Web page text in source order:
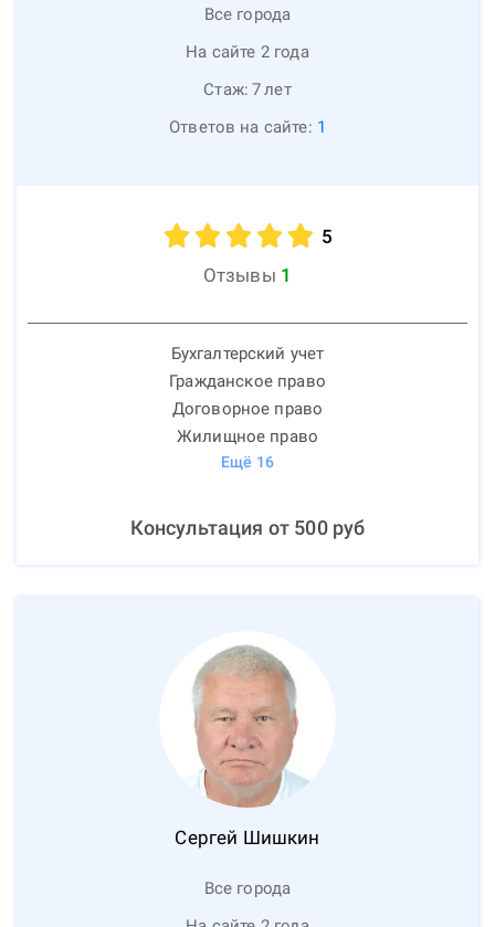
Все города
На сайте 2 года
Стаж: 7лет
Ответов на сайте: 1
5
Отзывы 1
Бухгалтерский учет
Гражданское право
Договорное право
Жилищное право
Ещё 16
Консультация от 500руб
Сергей Шишкин
Все города